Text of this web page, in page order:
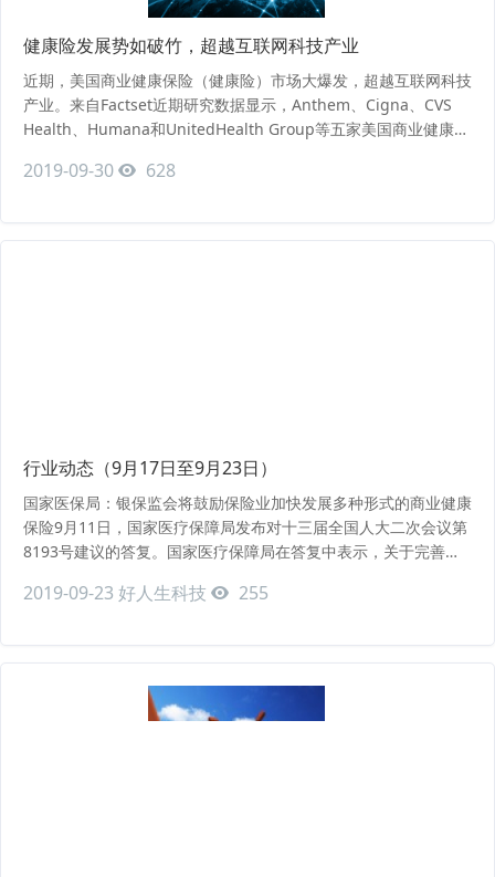
健康险发展势如破竹，超越互联网科技产业
近期，美国商业健康保险（健康险）市场大爆发，超越互联网科技
产业。来自Factset近期研究数据显示，Anthem、Cigna、CVS
Health、Humana和UnitedHealth Group等五家美国商业健康保
2019-09-30 628
行业动态（9月17日至9月23日）
国家医保局：银保监会将鼓励保险业加快发展多种形式的商业健康
保险9月11日，国家医疗保障局发布对十三届全国人大二次会议第
8193号建议的答复。国家医疗保障局在答复中表示，关于完善商
部署，鼓励保险业加快发展多种形式的商业健康保险，加大产品供
财经网）...
2019-09-23 好人生科技 255